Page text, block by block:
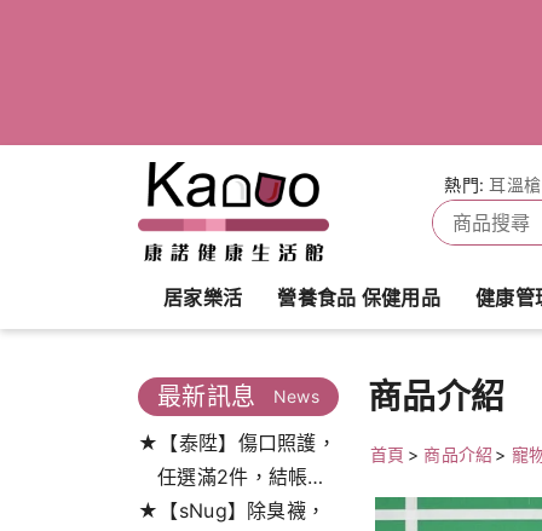
熱門: 耳溫槍
居家樂活 營養食品 保健用品 健康管
最新訊息 News
★【泰陞】傷口照護，
任選滿2件，結帳打
9.5折!
★【sNug】除臭襪，
商品介紹
首頁 >商品介紹 >寵